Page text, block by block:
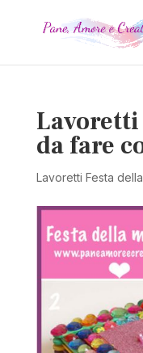
da fare
Lavoretti Festa